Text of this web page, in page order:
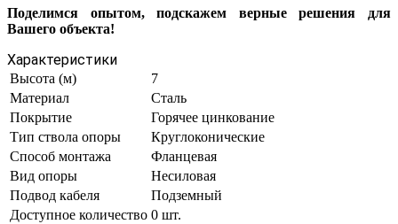
Поделимся опытом, подскажем верные решения для
Вашего объекта!
Характеристики
Высота (м)
7
Материал
Сталь
Покрытие
Горячее цинкование
Тип ствола опоры
Круглоконические
Способ монтажа
Фланцевая
Вид опоры
Несиловая
Подвод кабеля
Подземный
Доступное количество 0 шт.